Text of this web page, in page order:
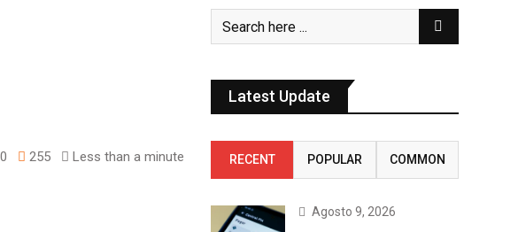
0 255 Less than a minute
Latest Update
RECENT POPULAR COMMON
Agosto 9, 2026